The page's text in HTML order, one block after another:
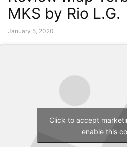
MKS by Rio L.G.
January 5, 2020
Click to accept
enable this